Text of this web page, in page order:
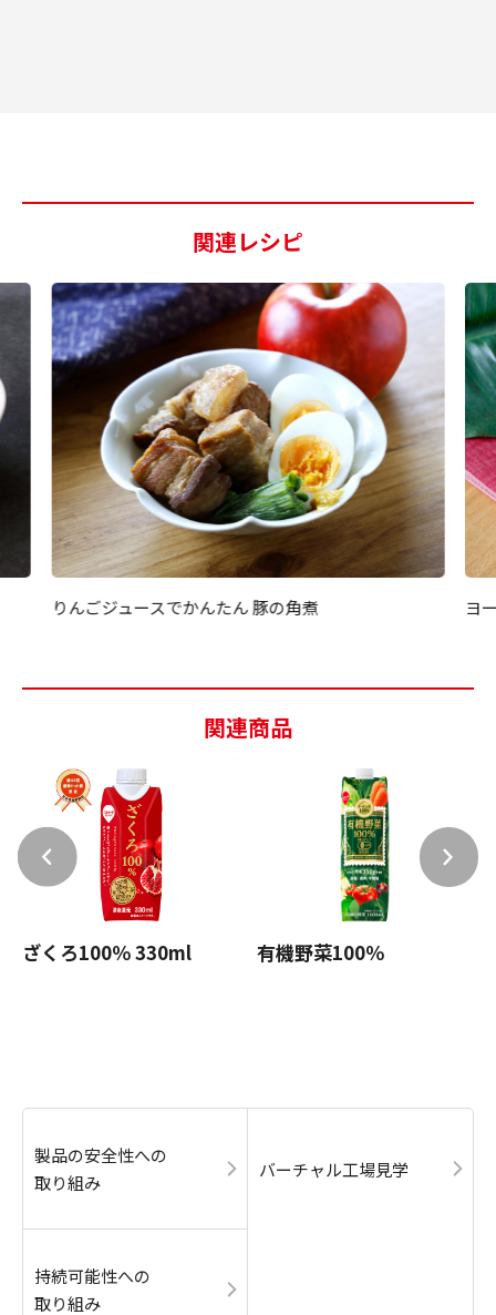
関連レシピ
りんごジュースでかんたん 豚の角煮 ヨ
関連商品
ざくろ100％ 330ml 有機野菜100％
製品の安全性への
取り組み
バーチャル工場見学
持続可能性への
取り組み